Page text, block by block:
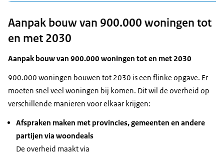
marktpartijen
middenhuur corporaties
50.000
Download CSV-bestand
Aanpak bouw van 900.000 woningen tot
en met 2030
Aanpak bouw van 900.000 woningen tot en met 2030
900.000 woningen bouwen tot 2030 is een flinke opgave. Er
moeten snel veel woningen bij komen. Dit wil de overheid op
verschillende manieren voor elkaar krijgen:
Afspraken maken met provincies, gemeenten en andere
partijen via woondeals
De overheid maakt via